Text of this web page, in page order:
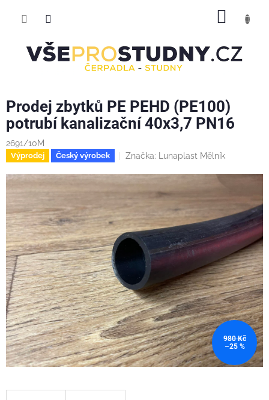
Prodej zbytků PE PEHD (PE100)
potrubí kanalizační 40x3,7 PN16
2691/10M
Výprodej Český výrobek Značka: Lunaplast Mělník
980 Kč
–25 %